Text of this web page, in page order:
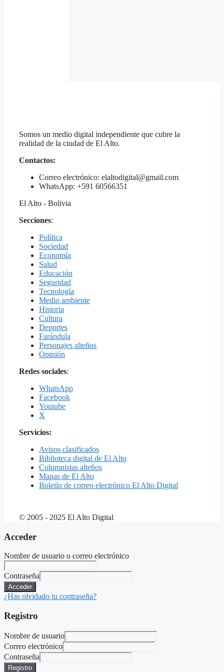
Somos un medio digital independiente que cubre la
realidad de la ciudad de El Alto.
Contactos:
Correo electrónico: elaltodigital@gmail.com
WhatsApp: +591 60566351
El Alto - Bolivia
Secciones:
Política
Sociedad
Economía
Salud
Educación
Seguridad
Tecnología
Medio ambiente
Historia
Cultura
Deportes
Farándula
Personajes alteños
Opinión
Redes sociales:
WhatsApp
Facebook
Youtube
X
Servicios:
Avisos clasificados
Biblioteca digital de El Alto
Columnistas alteños
Mapas de El Alto
Boletín de correo electrónico El Alto Digital
© 2005 - 2025 El Alto Digital
Acceder
Nombre de usuario o correo electrónico
Contraseña
Acceder
¿Has olvidado tu contraseña?
Registro
Nombre de usuario
Correo electrónico
Contraseña
Registro